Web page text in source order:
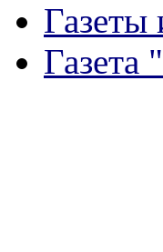
Газета